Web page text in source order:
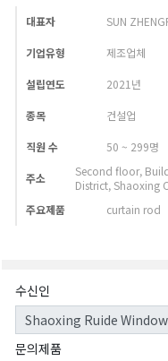
대표자 SUN
기업유형 제조업체
설립연도 2021년
종목 건설업
직원 수 50 ~ 299명
주소
Second floor,
District, Shaoxing
주요제품
curtain rod
수신인
문의제품